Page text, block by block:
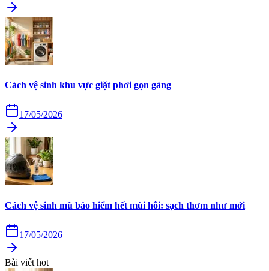
Cách vệ sinh khu vực giặt phơi gọn gàng
17/05/2026
Cách vệ sinh mũ bảo hiểm hết mùi hôi: sạch thơm như mới
17/05/2026
Bài viết hot